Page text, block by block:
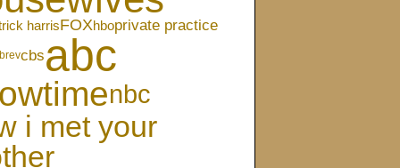
harrisFOXhboprivate practice
cbsabc
nbc
i met your